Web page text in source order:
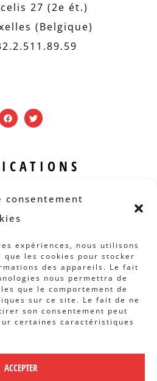
consentement
expériences, nous utilisons
les cookies pour stocker
des appareils. Le fait
nous permettra de
que le comportement de
sur ce site. Le fait de ne
son consentement peut
certaines caractéristiques
ACCEPTER
27 (2e ét.)
(Belgique)
INFOS